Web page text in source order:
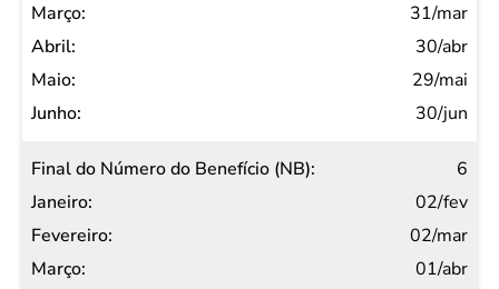
31/mar
30/abr
29/mai
30/jun
6
02/fev
02/mar
01/abr